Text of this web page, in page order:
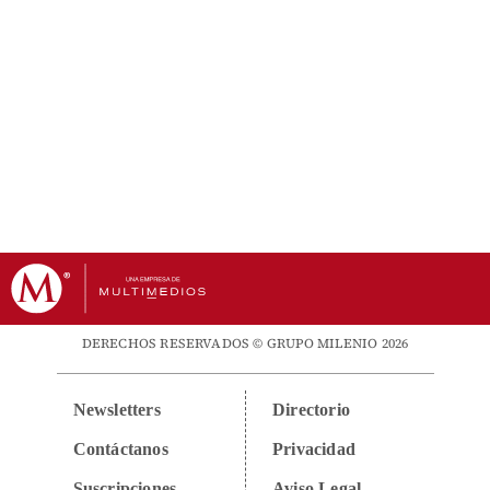
DERECHOS RESERVADOS © GRUPO MILENIO 2026
Newsletters
Contáctanos
Directorio
Privacidad